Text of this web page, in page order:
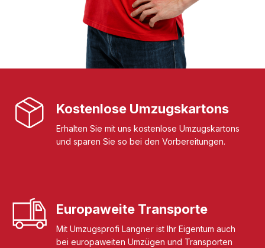
Kostenlose Umzugskartons
Erhalten Sie mit uns kostenlose Umzugskartons
und sparen Sie so bei den Vorbereitungen.
Europaweite Transporte
Mit Umzugsprofi Langner ist Ihr Eigentum auch
bei europaweiten Umzügen und Transporten